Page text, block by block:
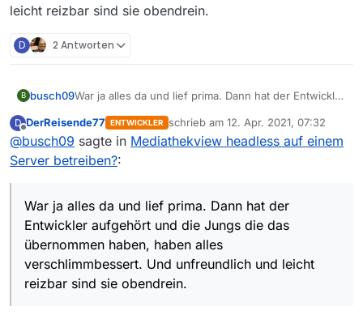
leicht reizbar sind sie obendrein.
D 2 Antworten
B busch09War ja alles da und lief prima. Dann hat der Entwickler
haben, haben alles verschlimmbessert. Und
unfreundlich und leicht reizbar sind sie obendrein.
D
Offline
DerReisende77 ENTWICKLER schrieb am 12. Apr. 2021, 07:32
zuletzt editiert von
@busch09 sagte in Mediathekview headless auf einem
Server betreiben?:
War ja alles da und lief prima. Dann hat der
Entwickler aufgehört und die Jungs die das
übernommen haben, haben alles
verschlimmbessert. Und unfreundlich und leicht
reizbar sind sie obendrein.